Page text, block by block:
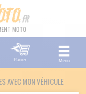
MOTO
Panier Menu
AVEC MON VÉHICULE